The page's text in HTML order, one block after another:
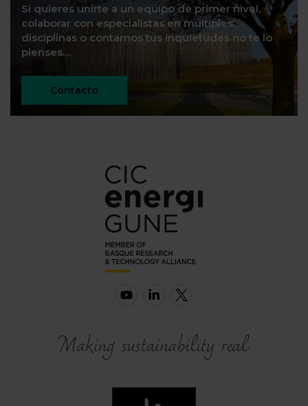
Si quieres unirte a un equipo de primer nivel,
colaborar con especialistas en múltiples
disciplinas o contarnos tus inquietudes no te lo
pienses…
Contacto